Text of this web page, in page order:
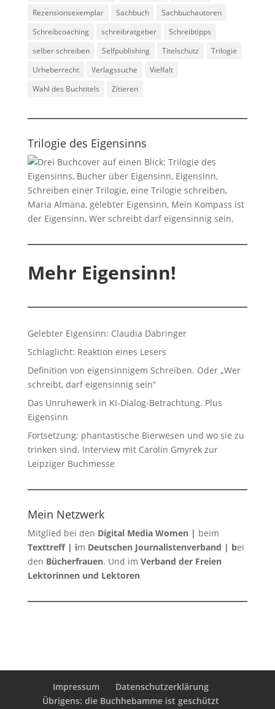
Rezensionsexemplar
Sachbuch
Sachbuchautoren
Schreibcoaching
schreibratgeber
Schreibtipps
selber schreiben
Selfpublishing Titelschutz
Trilogie
Urheberrecht
Verlagssuche
Vielfalt
Wahl des Buchtitels
Zitieren
Trilogie des Eigensinns
Mehr Eigensinn!
Gelebter Eigensinn: Claudia Dabringer
Schlaglicht: Reaktion eines Lesers
Definition von eigensinnigem Schreiben. Oder „Wer
schreibt, darf eigensinnig sein“
Das Unruhewerk in KI-Dialog-Betrachtung. Plus
Eigensinn
Fortsetzung: phantastische Bierwesen und wo sie zu
trinken sind. Interview mit Carolin Gmyrek zur
Leipziger Buchmesse
Mein Netzwerk
Mitglied bei den Digital Media Women| beim
Texttreff| im Deutschen Journalistenverband | bei
den Bücherfrauen. Und im Verband der Freien
Lektorinnen und Lektoren
Impressum
Datenschutzerklärung
Übrigens: die Buchhebamme ist geschützt